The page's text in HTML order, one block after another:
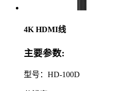
4K HDMI线
主要参数:
型号：HD-100D